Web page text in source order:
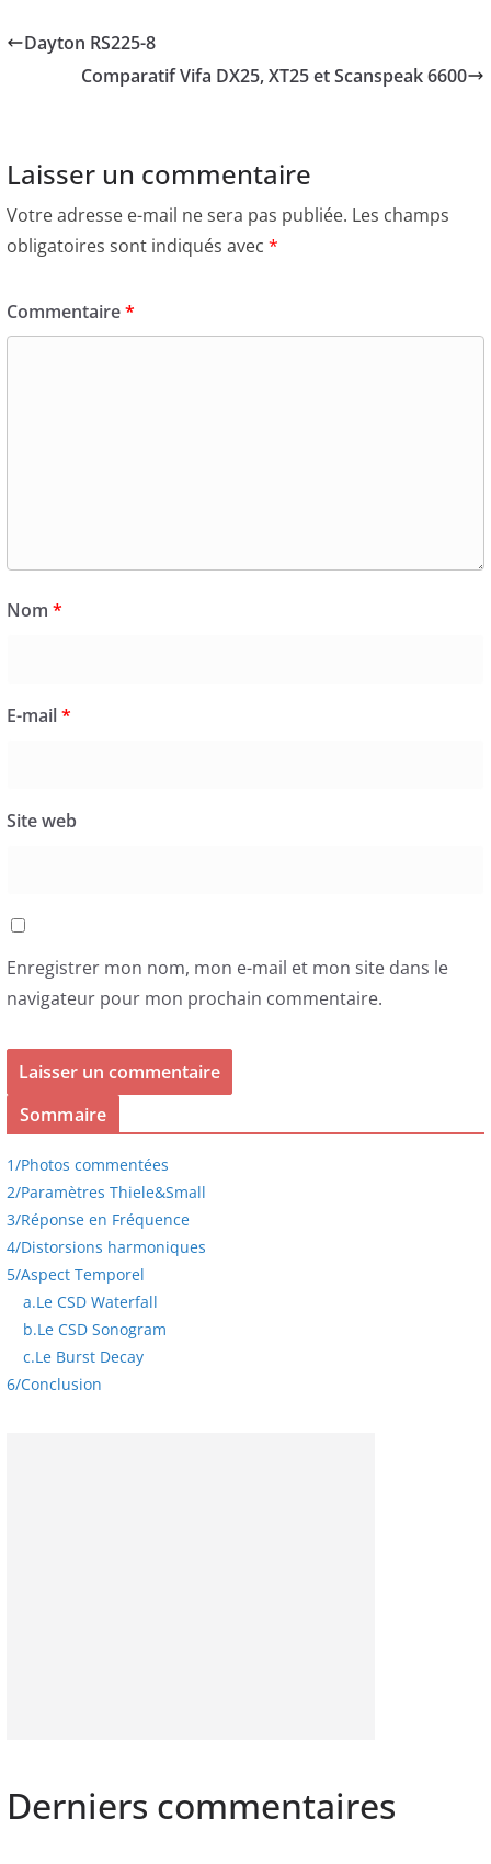
Dayton RS225-8
Comparatif Vifa DX25, XT25 et Scanspeak 6600
Laisser un commentaire
Votre adresse e-mail ne sera pas publiée. Les champs
obligatoires sont indiqués avec *
Commentaire*
Nom *
E-mail*
Site web
Enregistrer mon nom, mon e-mail et mon site dans le
navigateur pour mon prochain commentaire.
Sommaire
1/Photos commentées
2/Paramètres Thiele&Small
3/Réponse en Fréquence
4/Distorsions harmoniques
5/Aspect Temporel
a.Le CSD Waterfall
b.Le CSD Sonogram
c.Le Burst Decay
6/Conclusion
Derniers commentaires